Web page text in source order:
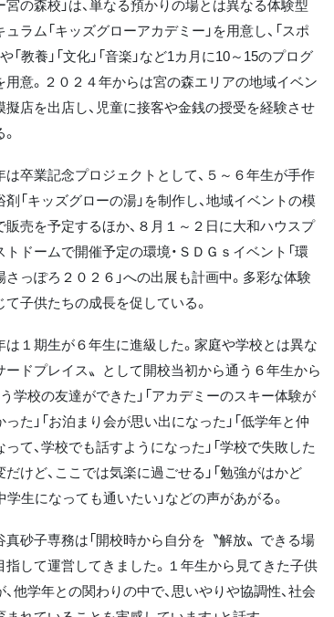
宮の森校」は、単なる預かりの場とは異なる体験型
ュラム「キッズグローアカデミー」を用意し、「スポ
「教養」「文化」「音楽」など1カ月に10～15のプログ
用意。２０２４年からは宮の森エリアの地域イベン
擬店を出店し、児童に接客や金銭の授受を経験させ
卒業記念プロジェクトとして、５～６年生が手作
剤「キッズグローの湯」を制作し、地域イベントの模
販売を予定するほか、８月１～２日に大和ハウスプ
トドームで開催予定の環境・ＳＤＧｓイベント「環
さっぽろ２０２６」への出展も計画中。多彩な体験
て子供たちの成長を促している。
１期生が６年生に進級した。家庭や学校とは異な
ードプレイス〟として開校当初から通う６年生から
う学校の友達ができた」「アカデミーのスキー体験が
た」「お泊まり会が思い出になった」「低学年と仲
って、学校でも話すようになった」「学校で失敗した
だけど、ここでは気楽に過ごせる」「勉強がはかど
中学生になっても通いたい」などの声があがる。
砂子専務は「開校時から自分を〝解放〟できる場
指して運営してきました。１年生から見てきた子供
、他学年との関わりの中で、思いやりや協調性、社会